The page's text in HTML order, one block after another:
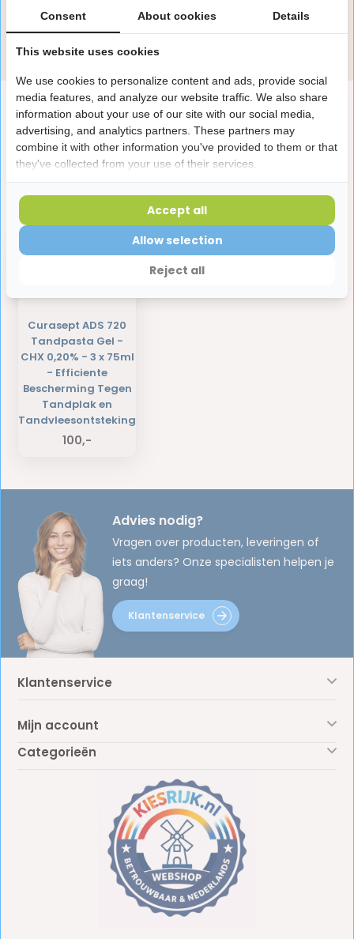
Productomschrijving
Reviews
in de chat of stuur een e-mail.
Stuur e-mail
Laatst bekeken producten
Curasept ADS 720
Tandpasta Gel -
CHX 0,20% - 3 x 75ml
- Efficiente
Bescherming Tegen
Tandplak en
Tandvleesontsteking
100,-
Advies nodig?
Vragen over producten, leveringen of
iets anders? Onze specialisten helpen je
graag!
Klantenservice
Klantenservice
Mijn account
Categorieën
Consent About cookies Details
This website uses cookies
We use cookies to personalize content and ads, provide social
media features, and analyze our website traffic. We also share
information about your use of our site with our social media,
advertising, and analytics partners. These partners may
combine it with other information you've provided to them or that
they've collected from your use of their services.
Reject all
Allow selection
Accept all